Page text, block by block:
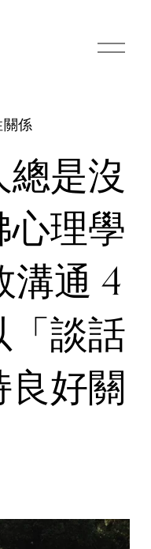
O
p
是沒
心理學
溝通 4
「談話
好關
係